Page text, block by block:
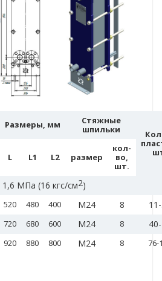
Размеры, мм
Стяжные
шпильки
L L1 L2 размер
кол-
во,
шт.
1,6 МПа (16 кгс/см2)
520 480 400 М24 8
720 680 600 М24 8
920 880 800 М24 8 76-